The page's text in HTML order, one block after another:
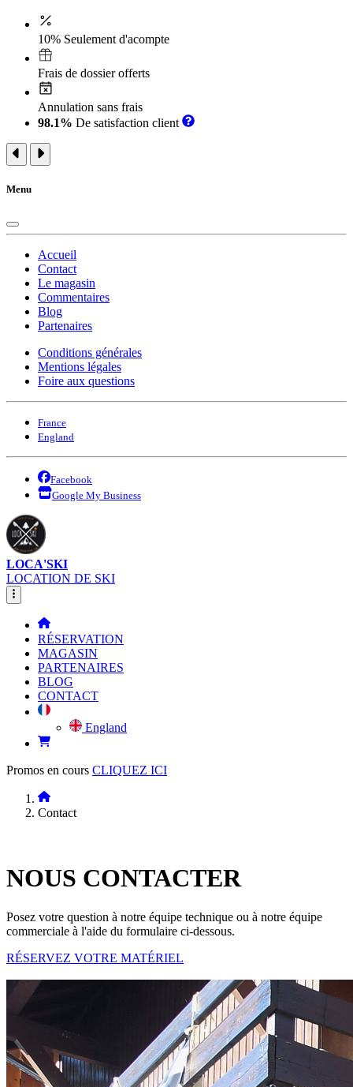
10% Seulement d'acompte
Frais de dossier offerts
Annulation sans frais
98.1% De satisfaction client
Menu
Accueil
Contact
Le magasin
Commentaires
Blog
Partenaires
Conditions générales
Mentions légales
Foire aux questions
France
England
Facebook
Google My Business
LOCA'SKI
LOCATION DE SKI
RÉSERVATION
MAGASIN
PARTENAIRES
BLOG
CONTACT
England
Promos en cours CLIQUEZ ICI
Contact
NOUS CONTACTER
Posez votre question à notre équipe technique ou à notre équipe
commerciale à l'aide du formulaire ci-dessous.
RÉSERVEZ VOTRE MATÉRIEL